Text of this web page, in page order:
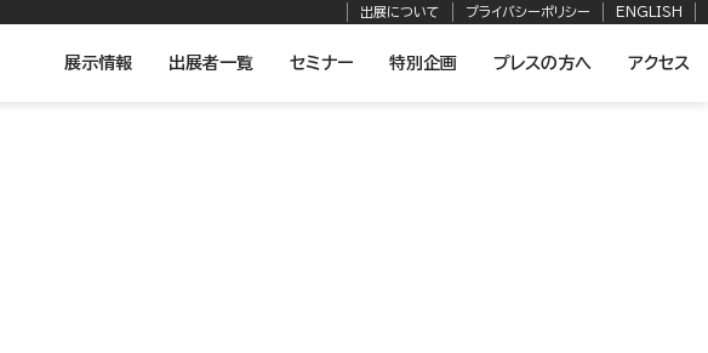
出展について プライバシーポリシー ENGLISH
展示情報 出展者一覧 セミナー 特別企画 プレスの方へ アクセス